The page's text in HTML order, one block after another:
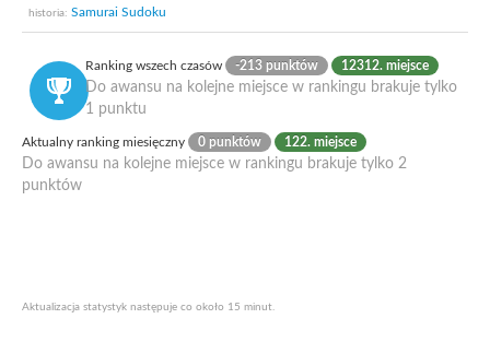
historia: Samurai Sudoku
Ranking wszech czasów -213 punktów 12312. miejsce
Do awansu na kolejne miejsce w rankingu brakuje tylko
1 punktu
Aktualny ranking miesięczny 0 punktów 122. miejsce
Do awansu na kolejne miejsce w rankingu brakuje tylko 2
punktów
Aktualizacja statystyk następuje co około 15 minut.